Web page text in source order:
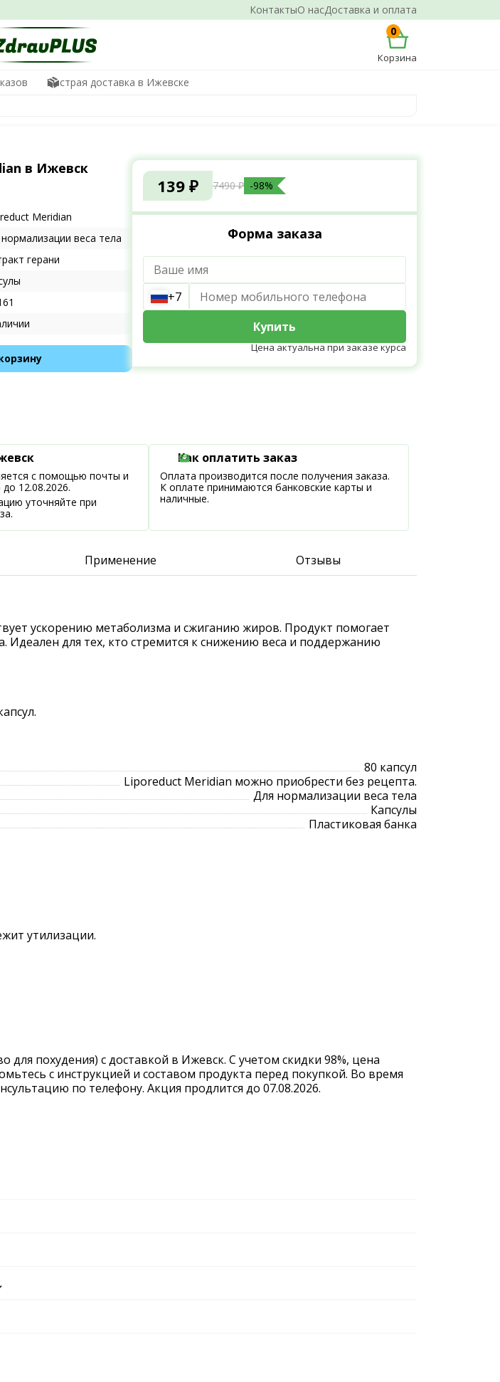
КонтактыО насДоставка и оплата
0
Корзина
Быстрая доставка в Ижевске
в Ижевск
Meridian
веса тела
герани
139 ₽ 7490 ₽ -98%
Форма заказа
+7
Купить
Цена актуальна при заказе курса
с помощью почты и
12.08.2026.
уточняйте при
Как оплатить заказ
Оплата производится после получения заказа.
К оплате принимаются банковские карты и
наличные.
Применение Отзывы
ускорению метаболизма и сжиганию жиров. Продукт помогает
Идеален для тех, кто стремится к снижению веса и поддержанию
80 капсул
Liporeduct Meridian можно приобрести без рецепта.
Для нормализации веса тела
Капсулы
Пластиковая банка
утилизации.
похудения) с доставкой в Ижевск. С учетом скидки 98%, цена
с инструкцией и составом продукта перед покупкой. Во время
по телефону. Акция продлится до 07.08.2026.